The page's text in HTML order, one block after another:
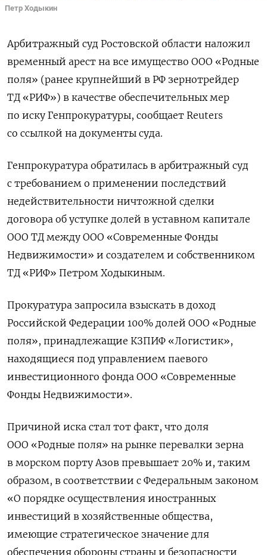
Петр Ходыкин
Арбитражный суд Ростовской области наложил
временный арест на все имущество ООО «Родные
поля» (ранее крупнейший в РФ зернотрейдер
ТД «РИФ») в качестве обеспечительных мер
по иску Генпрокуратуры, сообщает Reuters
со ссылкой на документы суда.
Генпрокуратура обратилась в арбитражный суд
с требованием о применении последствий
недействительности ничтожной сделки
договора об уступке долей в уставном капитале
ООО ТД между ООО «Современные Фонды
Недвижимости» и создателем и собственником
ТД «РИФ» Петром Ходыкиным.
Прокуратура запросила взыскать в доход
Российской Федерации 100% долей ООО «Родные
поля», принадлежащие КЗПИФ «Логистик»,
находящиеся под управлением паевого
инвестиционного фонда ООО «Современные
Фонды Недвижимости».
Причиной иска стал тот факт, что доля
ООО «Родные поля» на рынке перевалки зерна
в морском порту Азов превышает 20% и, таким
образом, в соответствии с Федеральным законом
«О порядке осуществления иностранных
инвестиций в хозяйственные общества,
имеющие стратегическое значение для
обеспечения обороны страны и безопасности